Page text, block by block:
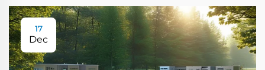
17
Dec